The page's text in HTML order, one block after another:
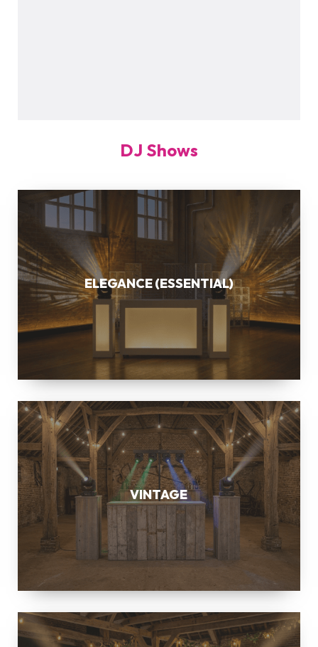
DJ Shows
ELEGANCE (ESSENTIAL)
ELEGANCE
VINTAGE
VINTAGE
BOTANIC
BOXWOOD